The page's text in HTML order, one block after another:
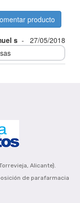
producto
s -
27/05/2018
Alicante).
de parafarmacia